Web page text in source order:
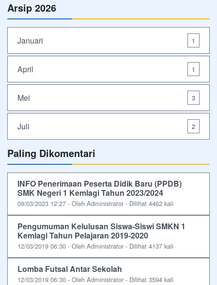
Arsip 2026
Januari 1
April 1
Mei 3
Juli 2
Paling Dikomentari
INFO Penerimaan Peserta Didik Baru (PPDB)
SMK Negeri 1 Kemlagi Tahun 2023/2024
09/03/2023 12:27 - Oleh Administrator - Dilihat 4462 kali
Pengumuman Kelulusan Siswa-Siswi SMKN 1
Kemlagi Tahun Pelajaran 2019-2020
12/03/2019 06:30 - Oleh Administrator - Dilihat 4137 kali
Lomba Futsal Antar Sekolah
12/03/2019 06:30 - Oleh Administrator - Dilihat 3594 kali